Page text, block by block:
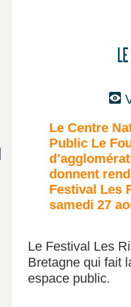
Le Centre
Public Le
donnent
Festival Les
samedi 27
Le Festival Les
Bretagne qui fait
espace public.